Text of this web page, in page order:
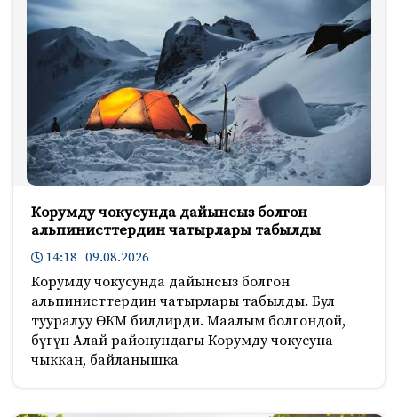
Корумду чокусунда дайынсыз болгон
альпинисттердин чатырлары табылды
14:18 09.08.2026
Корумду чокусунда дайынсыз болгон
альпинисттердин чатырлары табылды. Бул
тууралуу ӨКМ билдирди. Маалым болгондой,
бүгүн Алай районундагы Корумду чокусуна
чыккан, байланышка